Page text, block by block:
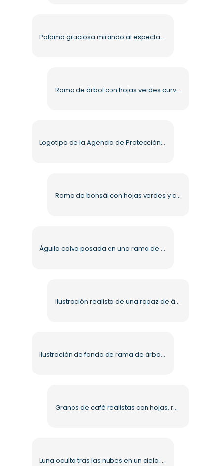
Paloma graciosa mirando al espectador (PNG)
Rama de árbol con hojas verdes curvadas para decoración PNG gratis
Logotipo de la Agencia de Protección Ambiental de los Estados Unidos (PNG) gratis
Rama de bonsái con hojas verdes y corteza texturizada (PNG)
Águila calva posada en una rama de árbol viejo con garras afiladas PNG gratis
Ilustración realista de una rapaz de águila calva volando de lado, PNG gratis
Ilustración de fondo de rama de árbol PNG gratis
Granos de café realistas con hojas, renderizado 3D, PNG gratuito
Luna oculta tras las nubes en un cielo de ensueño PNG gratis